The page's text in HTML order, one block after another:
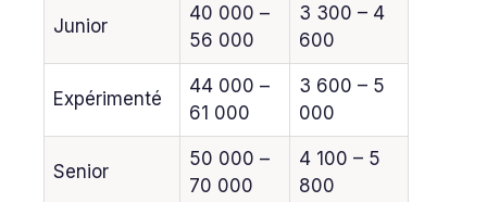
Junior
40 000 –
56 000
3 300 – 4
600
Expérimenté
44 000 –
61 000
3 600 – 5
000
Senior
50 000 –
70 000
4 100 – 5
800